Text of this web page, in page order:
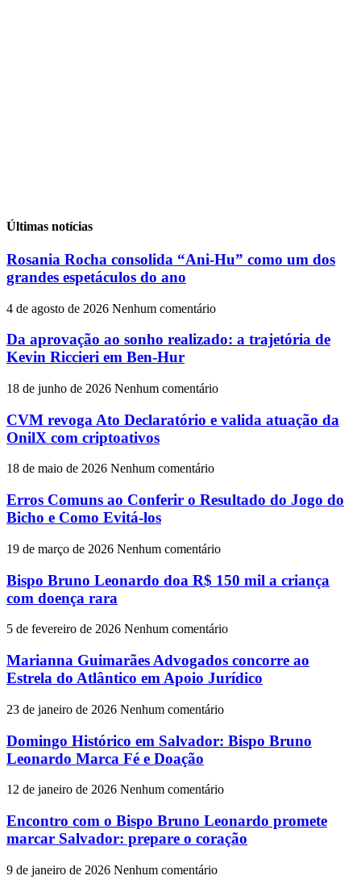
Últimas notícias
Rosania Rocha consolida “Ani-Hu” como um dos
grandes espetáculos do ano
4 de agosto de 2026 Nenhum comentário
Da aprovação ao sonho realizado: a trajetória de
Kevin Riccieri em Ben-Hur
18 de junho de 2026 Nenhum comentário
CVM revoga Ato Declaratório e valida atuação da
OnilX com criptoativos
18 de maio de 2026 Nenhum comentário
Erros Comuns ao Conferir o Resultado do Jogo do
Bicho e Como Evitá-los
19 de março de 2026 Nenhum comentário
Bispo Bruno Leonardo doa R$ 150 mil a criança
com doença rara
5 de fevereiro de 2026 Nenhum comentário
Marianna Guimarães Advogados concorre ao
Estrela do Atlântico em Apoio Jurídico
23 de janeiro de 2026 Nenhum comentário
Domingo Histórico em Salvador: Bispo Bruno
Leonardo Marca Fé e Doação
12 de janeiro de 2026 Nenhum comentário
Encontro com o Bispo Bruno Leonardo promete
marcar Salvador: prepare o coração
9 de janeiro de 2026 Nenhum comentário